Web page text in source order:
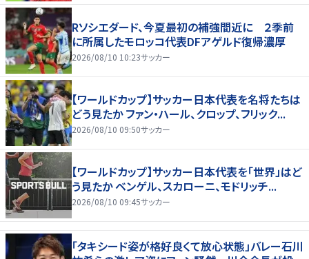
Rソシエダード、今夏最初の補強間近に ２季前
に所属したモロッコ代表DFアゲルド復帰濃厚
2026/08/10 10:23サッカー
【ワールドカップ】サッカー日本代表を名将たちは
どう見たか ファン・ハール、クロップ、フリック...
2026/08/10 09:50サッカー
【ワールドカップ】サッカー日本代表を「世界」はど
う見たか ベンゲル、スカローニ、モドリッチ...
2026/08/10 09:45サッカー
「タキシード姿が格好良くて放心状態」バレー石川